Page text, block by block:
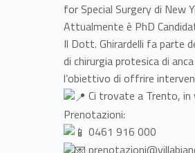
for Special Surgery di New
Attualmente è PhD
Il Dott. Ghirardelli fa parte
di chirurgia protesica di
l’obiettivo di offrire
Ci trovate a Trento, in
Prenotazioni:
0461 916 000